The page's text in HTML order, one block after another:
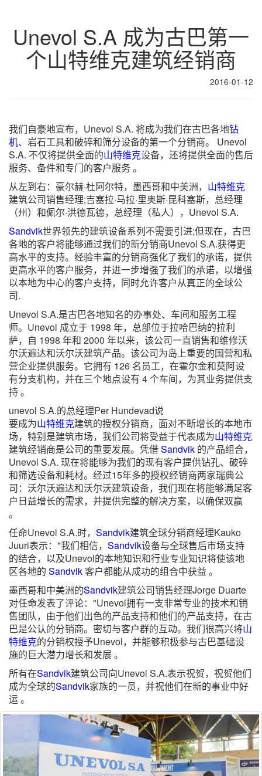
Unevol S.A 成为古巴第一
个山特维克建筑经销商
2016-01-12
我们自豪地宣布，Unevol S.A. 将成为我们在古巴各地钻
机、岩石工具和破碎和筛分设备的第一个分销商。 Unevol
S.A. 不仅将提供全面的山特维克设备，还将提供全面的售后
服务、备件和专门的客户服务 。
从左到右：豪尔赫·杜阿尔特，墨西哥和中美洲， 山特维克
建筑公司销售经理;吉塞拉·马拉·里奥斯·昆科塞斯，总经理
（州）和佩尔·洪德瓦德，总经理（私人），Unevol S.A.
Sandvik世界领先的建筑设备系列不需要引进;但现在，古巴
各地的客户将能够通过我们的新分销商Unevol S.A.获得更
高水平的支持。经验丰富的分销商强化了我们的承诺，提供
更高水平的客户服务，并进一步增强了我们的承诺，以增强
以本地为中心的客户支持，同时允许客户从真正的全球公
司.
Unevol S.A.是古巴各地知名的办事处、车间和服务工程
师。Unevol 成立于 1998 年，总部位于拉哈巴纳的拉利
萨，自 1998 年和 2000 年以来，该公司一直销售和维修沃
尔沃遍达和沃尔沃建筑产品。该公司为岛上重要的国营和私
营企业提供服务。它拥有 126 名员工，在霍尔金和莫阿设
有分支机构，并在三个地点设有 4 个车间，为其业务提供支
持 。
unevol S.A.的总经理Per Hundevad说
要成为山特维克建筑的授权分销商，面对不断增长的本地市
场，特别是建筑市场，我们公司将受益于代表成为山特维克
建筑经销商是公司的重要发展。凭借Sandvik 的产品组合，
Unevol S.A. 现在将能够为我们的现有客户提供钻孔、破碎
和筛选设备和耗材。经过15年多的授权经销商两家瑞典公
司：沃尔沃遍达和沃尔沃建筑设备，我们现在将能够满足客
户日益增长的需求，并提供完整的解决方案，以确保双赢
。
任命Unevol S.A.时， Sandvik建筑全球分销商经理Kauko
Juuri表示："我们相信， Sandvik设备与全球售后市场支持
的结合，以及Unevol的本地知识和行业专业知识将使该地
区各地的 Sandvik客户都能从成功的组合中获益 。
墨西哥和中美洲的Sandvik建筑公司销售经理Jorge Duarte
对任命发表了评论："Unevol拥有一支非常专业的技术和销
售团队，由于他们出色的产品支持和他们的产品支持，在古
巴是公认的分销商。密切与客户群的互动。我们很高兴将山
特维克的分销权授予Unevol，并能够积极参与古巴基础设
施的巨大潜力增长和发展 。
所有在Sandvik建筑公司向Unevol S.A.表示祝贺，祝贺他们
成为全球的Sandvik家族的一员，并祝他们在新的事业中好
运 。